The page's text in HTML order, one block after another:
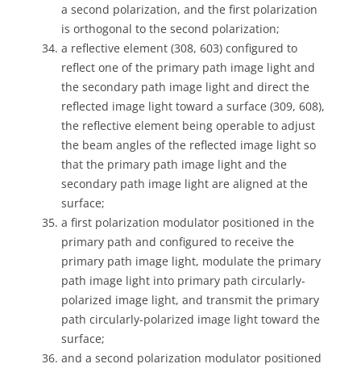
a second polarization, and the first polarization
is orthogonal to the second polarization;
a reflective element (308, 603) configured to
reflect one of the primary path image light and
the secondary path image light and direct the
reflected image light toward a surface (309, 608),
the reflective element being operable to adjust
the beam angles of the reflected image light so
that the primary path image light and the
secondary path image light are aligned at the
surface;
a first polarization modulator positioned in the
primary path and configured to receive the
primary path image light, modulate the primary
path image light into primary path circularly-
polarized image light, and transmit the primary
path circularly-polarized image light toward the
surface;
and a second polarization modulator positioned